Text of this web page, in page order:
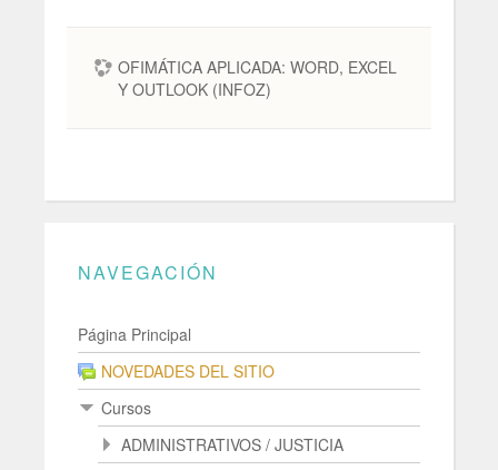
OFIMÁTICA APLICADA: WORD, EXCEL
Y OUTLOOK (INFOZ)
NAVEGACIÓN
Página Principal
NOVEDADES DEL SITIO
Cursos
ADMINISTRATIVOS / JUSTICIA